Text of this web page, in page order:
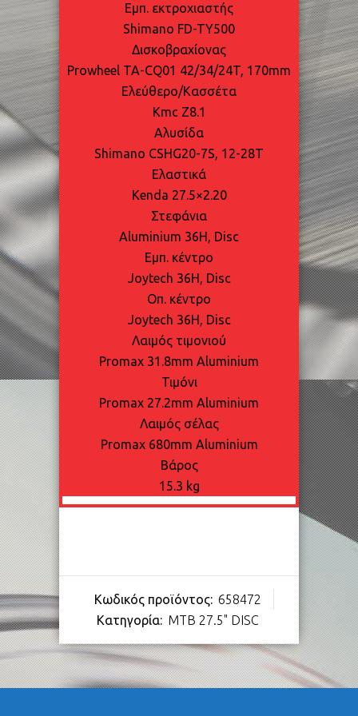
Εμπ. εκτροχιαστής
Shimano FD-TY500
Δισκοβραχίονας
Prowheel TA-CQ01 42/34/24T, 170mm
Ελεύθερο/Κασσέτα
Kmc Z8.1
Αλυσίδα
Shimano CSHG20-7S, 12-28T
Ελαστικά
Kenda 27.5×2.20
Στεφάνια
Aluminium 36H, Disc
Εμπ. κέντρο
Joytech 36H, Disc
Oπ. κέντρο
Joytech 36H, Disc
Λαιμός τιμονιού
Promax 31.8mm Aluminium
Τιμόνι
Promax 27.2mm Aluminium
Λαιμός σέλας
Promax 680mm Aluminium
Βάρος
15.3 kg
Κωδικός προϊόντος: 658472
Κατηγορία: MTB 27.5" DISC